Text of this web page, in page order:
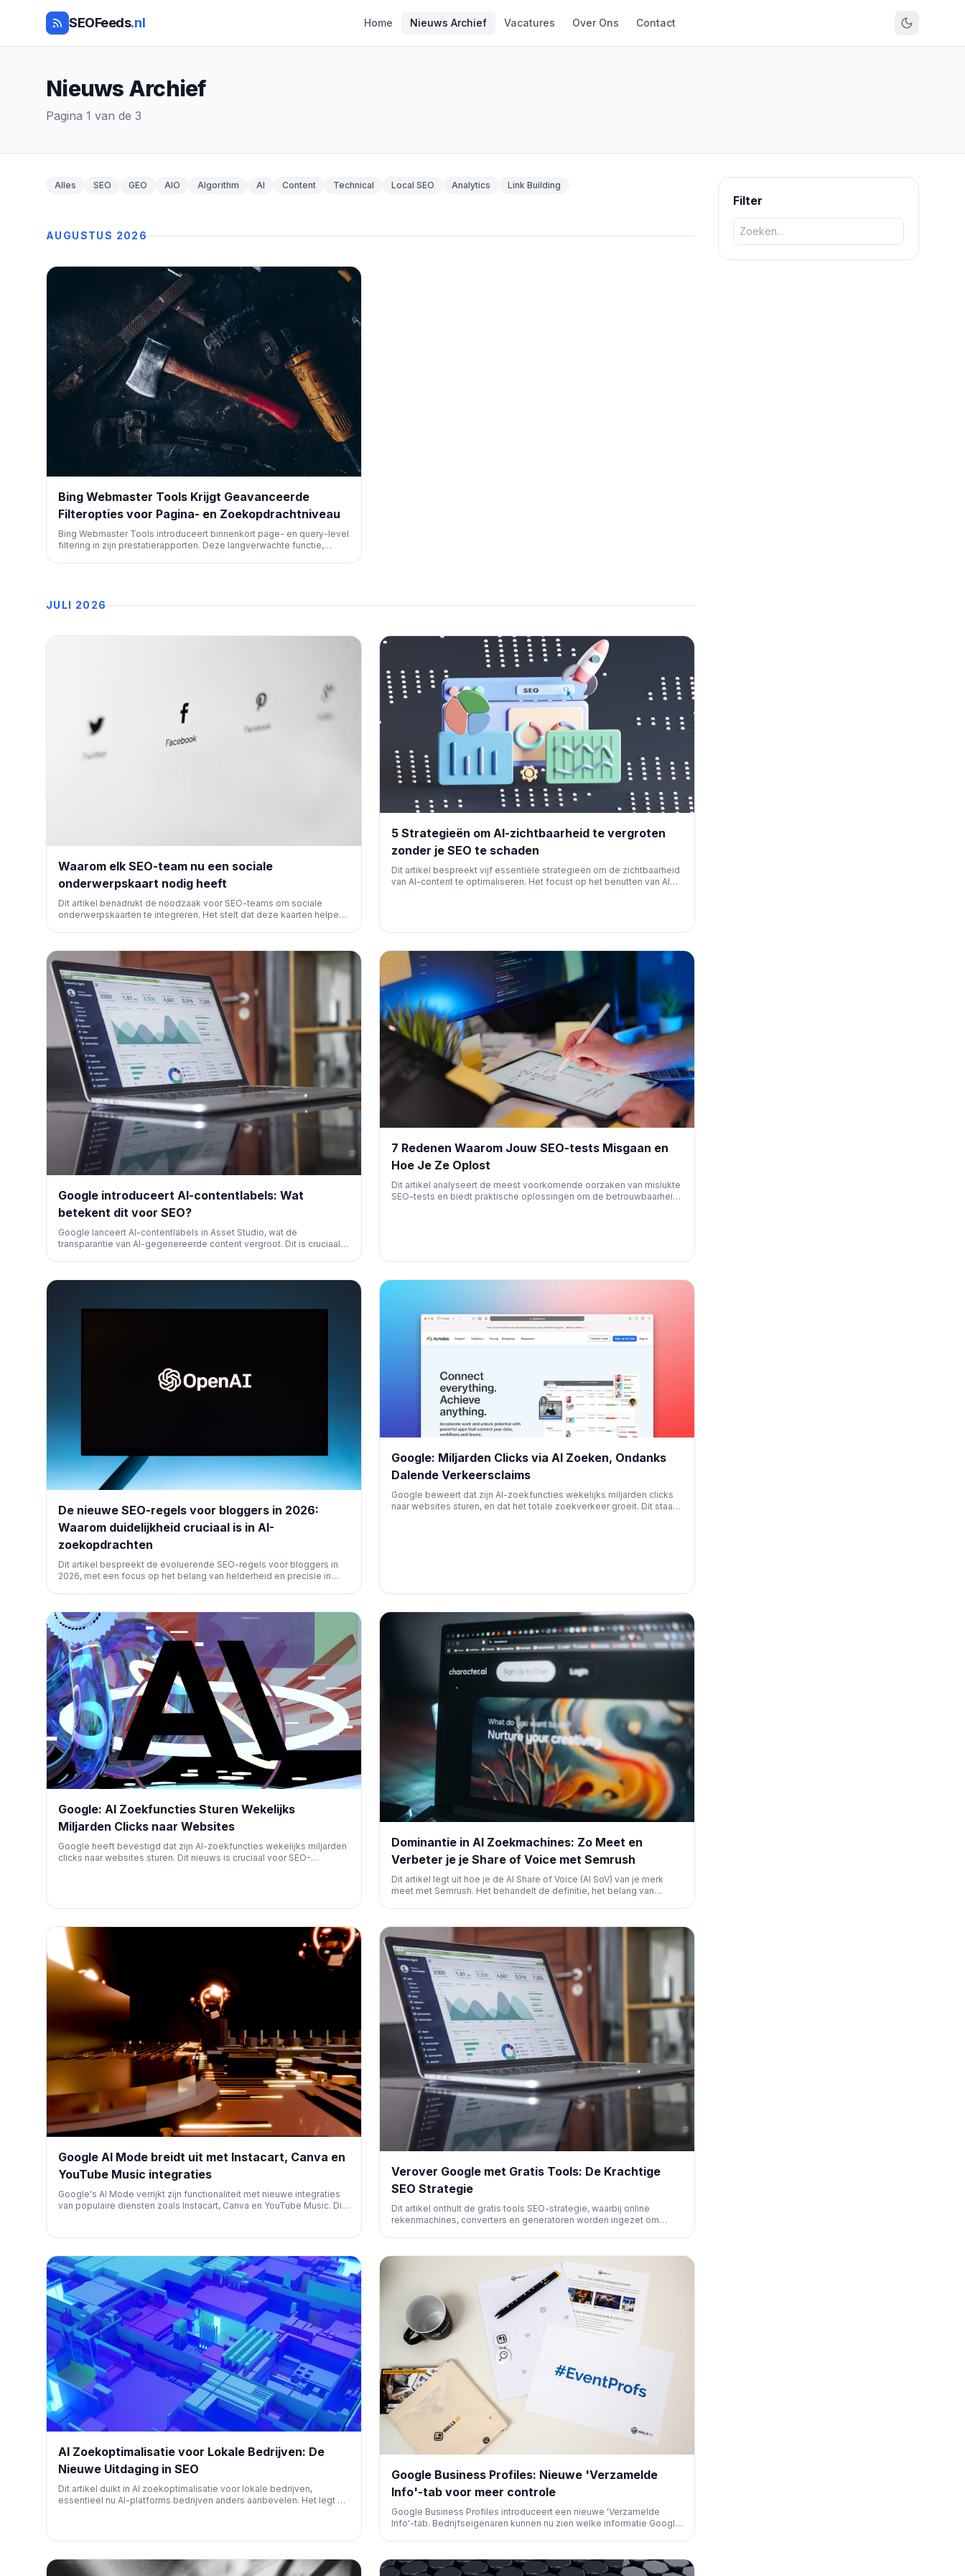
SEOFeeds.nl Home Nieuws Archief Vacatures Over Ons Contact
Nieuws Archief
Pagina 1 van de 3
Alles SEO GEO AIO Algorithm AI Content Technical Local SEO Analytics Link Building
AUGUSTUS 2026
Bing Webmaster Tools Krijgt Geavanceerde
Filteropties voor Pagina- en Zoekopdrachtniveau
Bing Webmaster Tools introduceert binnenkort page- en query-level
filtering in zijn prestatierapporten. Deze langverwachte functie,
JULI 2026
Waarom elk SEO-team nu een sociale
onderwerpskaart nodig heeft
Dit artikel benadrukt de noodzaak voor SEO-teams om sociale
onderwerpskaarten te integreren. Het stelt dat deze kaarten helpen
in zoekmachines.
5 Strategieën om AI-zichtbaarheid te vergroten
zonder je SEO te schaden
Dit artikel bespreekt vijf essentiële strategieën om de zichtbaarheid
van AI-content te optimaliseren. Het focust op het benutten van AI
Google introduceert AI-contentlabels: Wat
betekent dit voor SEO?
Google lanceert AI-contentlabels in Asset Studio, wat de
transparantie van AI-gegenereerde content vergroot. Dit is cruciaal
7 Redenen Waarom Jouw SEO-tests Misgaan en
Hoe Je Ze Oplost
Dit artikel analyseert de meest voorkomende oorzaken van mislukte
SEO-tests en biedt praktische oplossingen om de betrouwbaarheid
De nieuwe SEO-regels voor bloggers in 2026:
Waarom duidelijkheid cruciaal is in AI-
zoekopdrachten
Dit artikel bespreekt de evoluerende SEO-regels voor bloggers in
2026, met een focus op het belang van helderheid en precisie in
Google: Miljarden Clicks via AI Zoeken, Ondanks
Dalende Verkeersclaims
Google beweert dat zijn AI-zoekfuncties wekelijks miljarden clicks
naar websites sturen, en dat het totale zoekverkeer groeit. Dit staat
Google: AI Zoekfuncties Sturen Wekelijks
Miljarden Clicks naar Websites
Google heeft bevestigd dat zijn AI-zoekfuncties wekelijks miljarden
clicks naar websites sturen. Dit nieuws is cruciaal voor SEO-
Dominantie in AI Zoekmachines: Zo Meet en
Verbeter je je Share of Voice met Semrush
Dit artikel legt uit hoe je de AI Share of Voice (AI SoV) van je merk
meet met Semrush. Het behandelt de definitie, het belang van
SEO en cross-channel strategieën.
Google AI Mode breidt uit met Instacart, Canva en
YouTube Music integraties
Google's AI Mode verrijkt zijn functionaliteit met nieuwe integraties
van populaire diensten zoals Instacart, Canva en YouTube Music. Dit
Verover Google met Gratis Tools: De Krachtige
SEO Strategie
Dit artikel onthult de gratis tools SEO-strategie, waarbij online
rekenmachines, converters en generatoren worden ingezet om
succesvolle voorbeelden van Ahrefs, Omni Calculator en Shopify.
AI Zoekoptimalisatie voor Lokale Bedrijven: De
Nieuwe Uitdaging in SEO
Dit artikel duikt in AI zoekoptimalisatie voor lokale bedrijven,
essentieel nu AI-platforms bedrijven anders aanbevelen. Het legt uit
Google Business Profiles: Nieuwe 'Verzamelde
Info'-tab voor meer controle
Google Business Profiles introduceert een nieuwe 'Verzamelde
Info'-tab. Bedrijfseigenaren kunnen nu zien welke informatie Google
Dit verhoogt de transparantie en controle over lokale
bedrijfsgegevens.
Filter